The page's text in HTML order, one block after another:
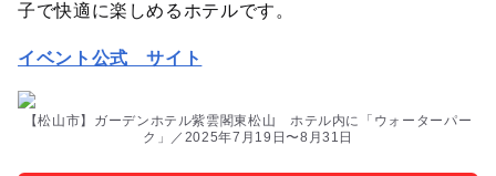
子で快適に楽しめるホテルです。
イベント公式 サイト
【松山市】ガーデンホテル紫雲閣東松山 ホテル内に「ウォーターパー
ク」／2025年7月19日〜8月31日